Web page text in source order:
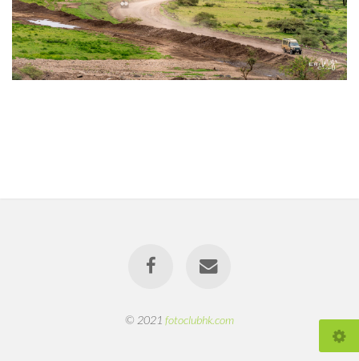
© 2021 fotoclubhk.com